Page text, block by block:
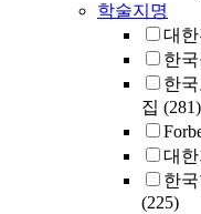
학술지명
대
한
한
집 (281)
대
한
(225)